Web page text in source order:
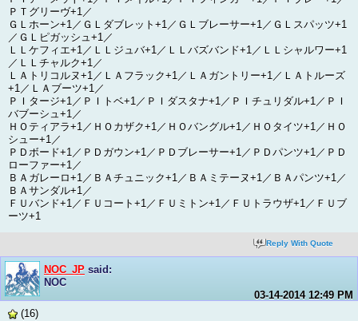
ＰＴグリーヴ+1／
ＧＬホーン+1／ＧＬダブレット+1／ＧＬブレーサー+1／ＧＬスパッツ+1
／ＧＬピガッシュ+1／
ＬＬケフィエ+1／ＬＬジュバ+1／ＬＬバズバンド+1／ＬＬシャルワー+1
／ＬＬチャルク+1／
ＬＡトリコルヌ+1／ＬＡフラック+1／ＬＡガントリー+1／ＬＡトルーズ
+1／ＬＡブーツ+1／
ＰＩタージ+1／ＰＩトベ+1／ＰＩダスタナ+1／ＰＩチュリダル+1／ＰＩ
バブーシュ+1／
ＨＯティアラ+1／ＨＯカザク+1／ＨＯバングル+1／ＨＯタイツ+1／ＨＯ
シュー+1／
ＰＤボード+1／ＰＤガウン+1／ＰＤブレーサー+1／ＰＤパンツ+1／ＰＤ
ローファー+1／
ＢＡガレーロ+1／ＢＡチュニック+1／ＢＡミテーヌ+1／ＢＡパンツ+1／
ＢＡサンダル+1／
ＦＵバンド+1／ＦＵコート+1／ＦＵミトン+1／ＦＵトラウザ+1／ＦＵブ
ーツ+1
Reply With Quote
NOC_JP said:
NOC
03-14-2014 12:49 PM
(16)